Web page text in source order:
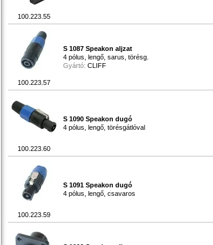
100.223.55
100.223.57
S 1087 Speakon aljzat
4 pólus, lengő, sarus, törésg.
Gyártó: CLIFF
100.223.60
S 1090 Speakon dugó
4 pólus, lengő, törésgátlóval
100.223.59
S 1091 Speakon dugó
4 pólus, lengő, csavaros